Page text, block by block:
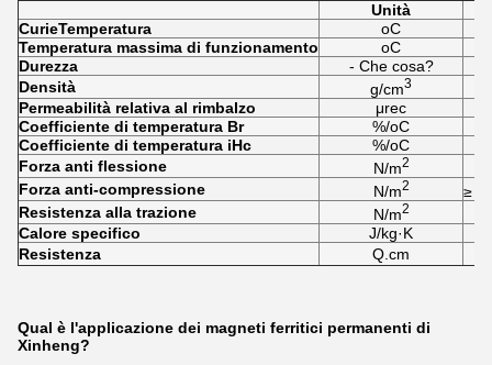
Unità
CurieTemperatura
oC
Temperatura massima di funzionamento
oC
Durezza
- Che cosa?
Densità
g/cm3
Permeabilità relativa al rimbalzo
μrec
Coefficiente di temperatura Br
%/oC
Coefficiente di temperatura iHc
%/oC
Forza anti flessione
N/m2
Forza anti-compressione N/m2
≥
Resistenza alla trazione
N/m2
Calore specifico
J/kg·K
Resistenza
Q.cm
Qual è l'applicazione dei magneti ferritici permanenti di
Xinheng?